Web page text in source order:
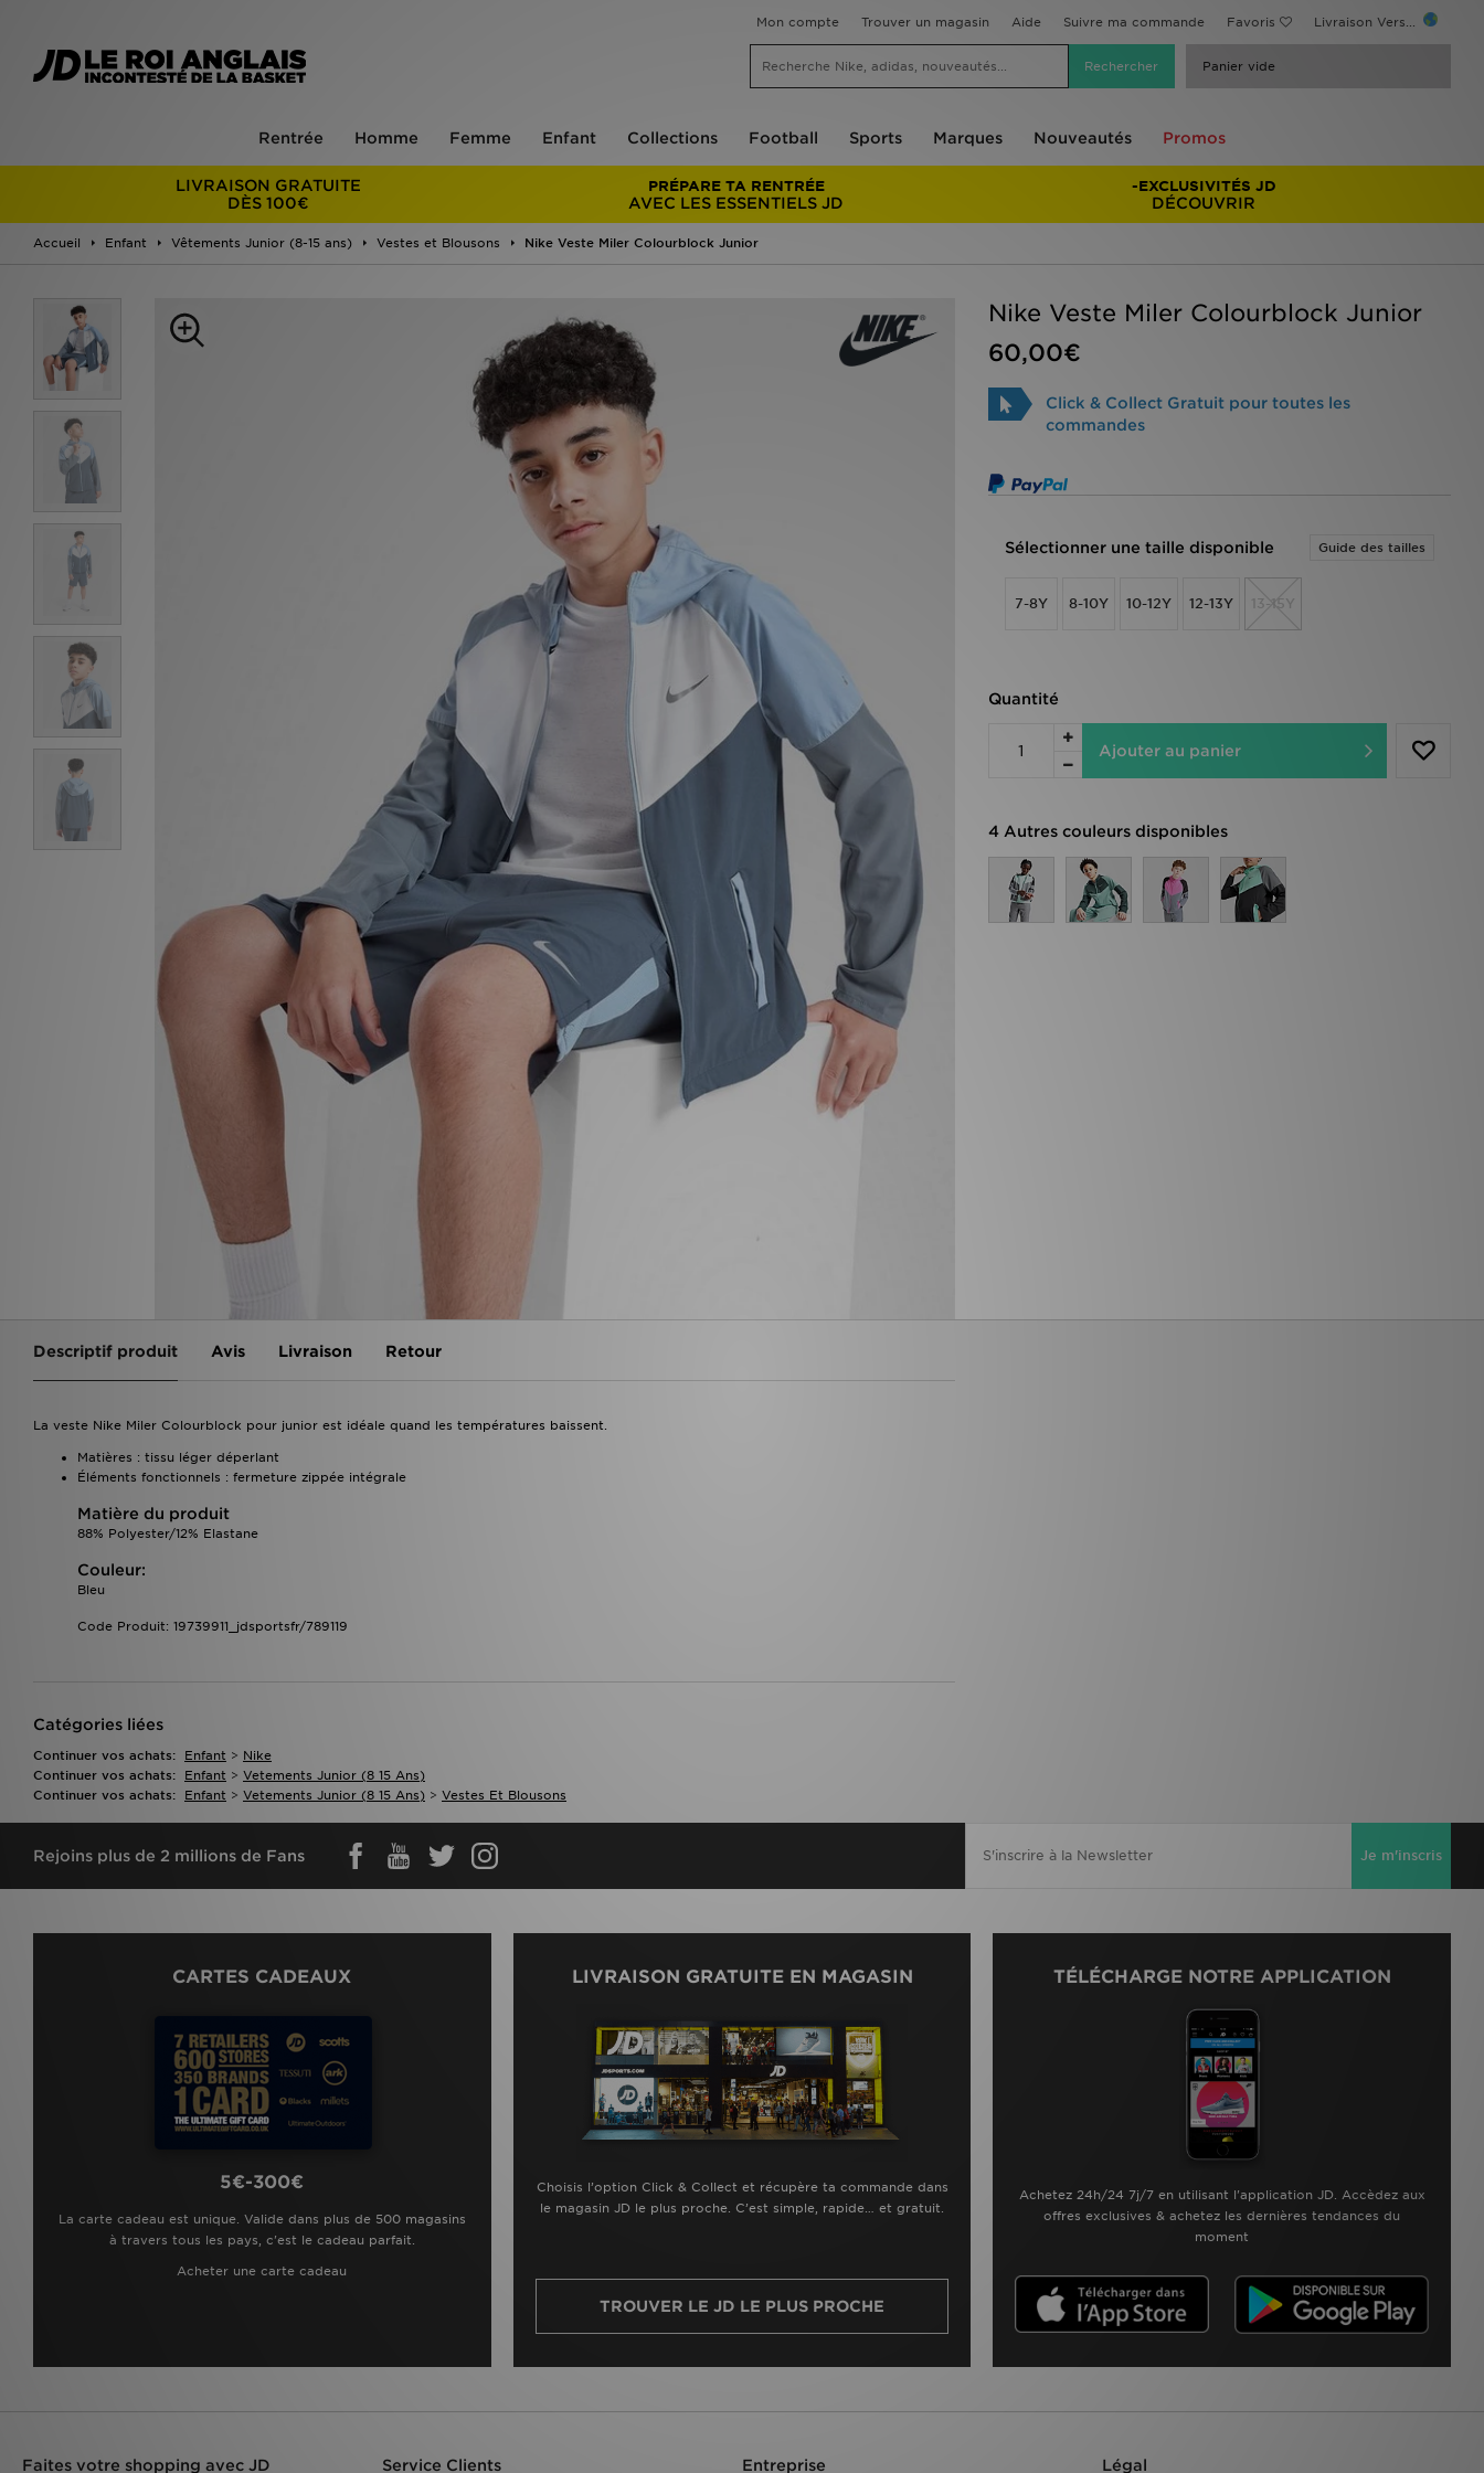
Mon compte Trouver un magasin Aide Suivre ma commande Favoris Livraison Vers...
Panier vide
Rentrée Homme Femme Enfant Collections Football Sports Marques Nouveautés Promos
LIVRAISON GRATUITE
DÈS 100€
PRÉPARE TA RENTRÉE
AVEC LES ESSENTIELS JD
-EXCLUSIVITÉS JD
DÉCOUVRIR
Accueil Enfant Vêtements Junior (8-15 ans) Vestes et Blousons Nike Veste Miler Colourblock Junior
Nike Veste Miler Colourblock Junior
60,00€
Click & Collect Gratuit pour toutes les
commandes
Sélectionner une taille disponible Guide des tailles
7-8Y 8-10Y 10-12Y 12-13Y 13-15Y
Quantité
Ajouter au panier
4 Autres couleurs disponibles
Descriptif produit Avis Livraison Retour
La veste Nike Miler Colourblock pour junior est idéale quand les températures baissent.
Matières : tissu léger déperlant
Éléments fonctionnels : fermeture zippée intégrale
Matière du produit
88% Polyester/12% Elastane
Couleur:
Bleu
Code Produit: 19739911_jdsportsfr/789119
Catégories liées
Continuer vos achats: Enfant > Nike
Continuer vos achats:
Enfant > Vetements Junior (8 15 Ans)
Continuer vos achats:
Enfant > Vetements Junior (8 15 Ans) > Vestes Et Blousons
Rejoins plus de 2 millions de Fans Je m'inscris
CARTES CADEAUX
5€-300€
La carte cadeau est unique. Valide dans plus de 500 magasins
à travers tous les pays, c'est le cadeau parfait.
Acheter une carte cadeau
LIVRAISON GRATUITE EN MAGASIN
Choisis l’option Click & Collect et récupère ta commande dans
le magasin JD le plus proche. C’est simple, rapide… et gratuit.
TROUVER LE JD LE PLUS PROCHE
TÉLÉCHARGE NOTRE APPLICATION
Achetez 24h/24 7j/7 en utilisant l'application JD. Accèdez aux
offres exclusives & achetez les dernières tendances du
moment
Faites votre shopping avec JD Service Clients Entreprise Légal